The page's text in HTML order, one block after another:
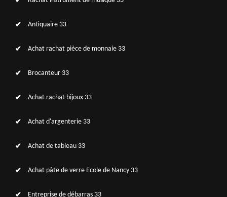
Antiquaire 33
Achat rachat pièce de monnaie 33
Brocanteur 33
Achat rachat bijoux 33
Achat d'argenterie 33
Achat de tableau 33
Achat pâte de verre Ecole de Nancy 33
Entreprise de débarras 33